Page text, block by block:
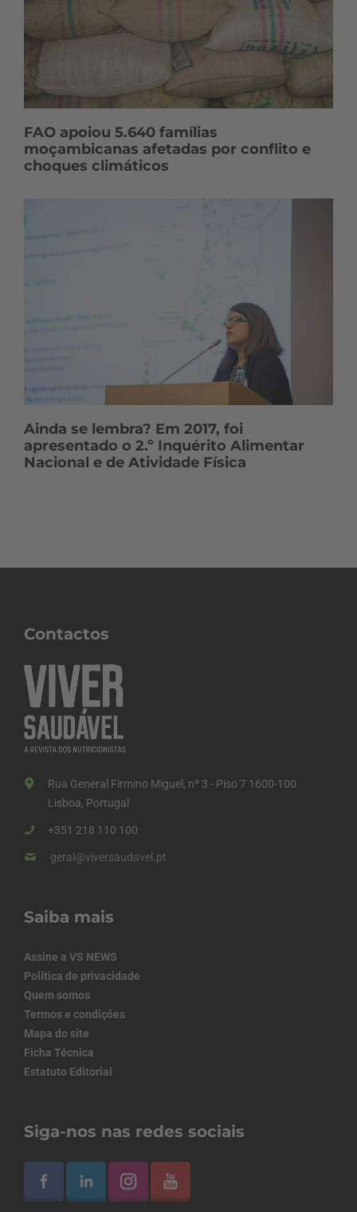
FAO apoiou 5.640 famílias
moçambicanas afetadas por conflito e
choques climáticos
Ainda se lembra? Em 2017, foi
apresentado o 2.º Inquérito Alimentar
Nacional e de Atividade Física
Contactos
Rua General Firmino Miguel, nº 3 - Piso 7 1600-100
Lisboa, Portugal
+351 218 110 100
geral@viversaudavel.pt
Saiba mais
Assine a VS NEWS
Política de privacidade
Quem somos
Termos e condições
Mapa do site
Ficha Técnica
Estatuto Editorial
Siga-nos nas redes sociais